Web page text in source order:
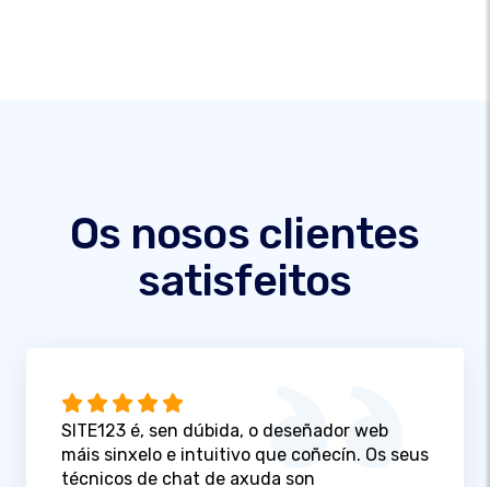
Os nosos clientes
satisfeitos
SITE123 é, sen dúbida, o deseñador web
máis sinxelo e intuitivo que coñecín. Os seus
técnicos de chat de axuda son